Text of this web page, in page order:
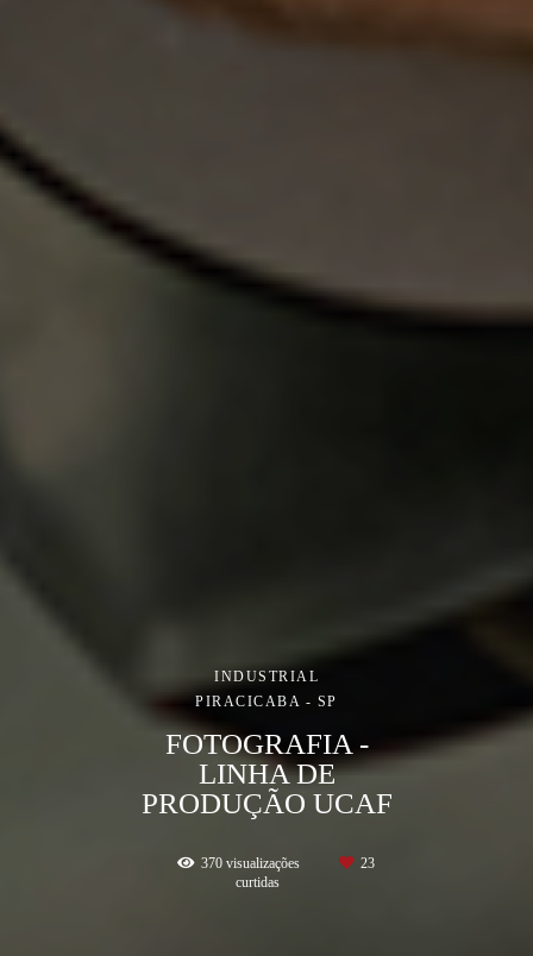
INDUSTRIAL
PIRACICABA - SP
FOTOGRAFIA -
LINHA DE
PRODUÇÃO UCAF
370visualizações
23
curtidas